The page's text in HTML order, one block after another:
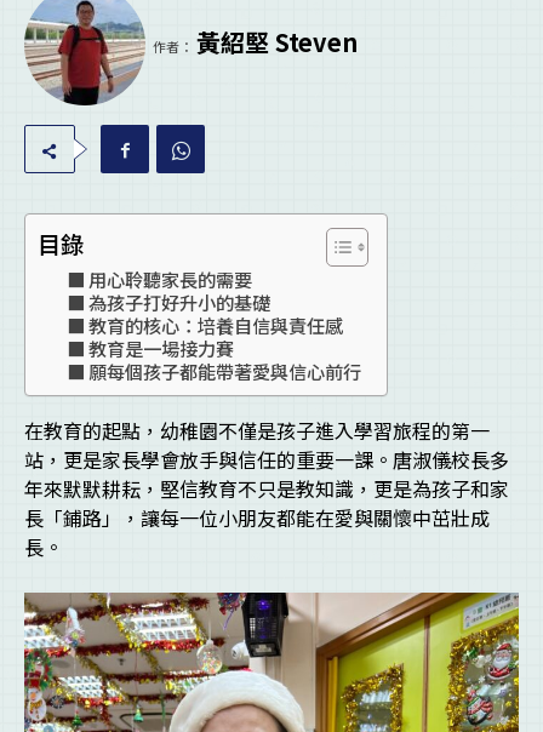
作者： 黃紹堅 Steven
目錄
用心聆聽家長的需要
為孩子打好升小的基礎
教育的核心：培養自信與責任感
教育是一場接力賽
願每個孩子都能帶著愛與信心前行
在教育的起點，幼稚園不僅是孩子進入學習旅程的第一
站，更是家長學會放手與信任的重要一課。唐淑儀校長多
年來默默耕耘，堅信教育不只是教知識，更是為孩子和家
長「鋪路」，讓每一位小朋友都能在愛與關懷中茁壯成
長。